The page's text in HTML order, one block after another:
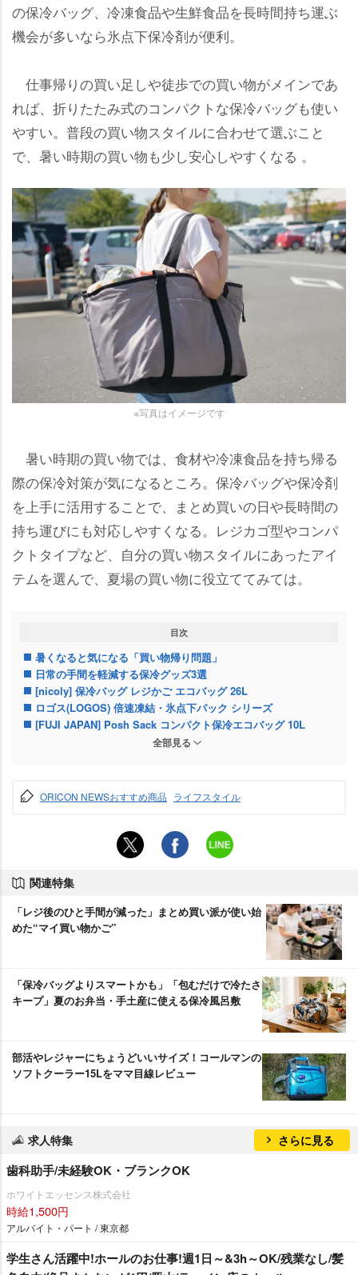
の保冷バッグ、冷凍食品や生鮮食品を長時間持ち運ぶ
機会が多いなら氷点下保冷剤が便利。
仕事帰りの買い足しや徒歩での買い物がメインであ
れば、折りたたみ式のコンパクトな保冷バッグも使い
すい。普段の買い物スタイルに合わせて選ぶこと
で、暑い時期の買い物も少し安心しやすくなる 。
※写真はイメージです
暑い時期の買い物では、食材や冷凍食品を持ち帰る
際の保冷対策が気になるところ。保冷バッグや保冷剤
を上手に活用することで、まとめ買いの日や長時間の
持ち運びにも対応しやすくなる。レジカゴ型やコンパ
クトタイプなど、自分の買い物スタイルにあったアイ
テムを選んで、夏場の買い物に役立ててみては。
目次
暑くなると気になる「買い物帰り問題」
日常の手間を軽減する保冷グッズ3選
[nicoly] 保冷バッグ レジかご エコバッグ 26L
ロゴス(LOGOS) 倍速凍結・氷点下パック シリーズ
[FUJI JAPAN] Posh Sack コンパクト保冷エコバッグ 10L
どれを選ぶ？ 買い物スタイル別なら
全部見る
ORICON NEWSおすすめ商品 ライフスタイル
関連特集
「レジ後のひと手間が減った」まとめ買い派が使い始
めた“マイ買い物かご”
「保冷バッグよりスマートかも」「包むだけで冷たさ
キープ」夏のお弁当・手土産に使える保冷風呂敷
部活やレジャーにちょうどいいサイズ！コールマンの
ソフトクーラー15Lをママ目線レビュー
求人特集 さらに見る
歯科助手/未経験OK・ブランクOK
ホワイトエッセンス株式会社
時給1,500円
アルバイト・パート / 東京都
学生さん活躍中!ホールのお仕事!週1日～&3h～OK/残業なし/髪